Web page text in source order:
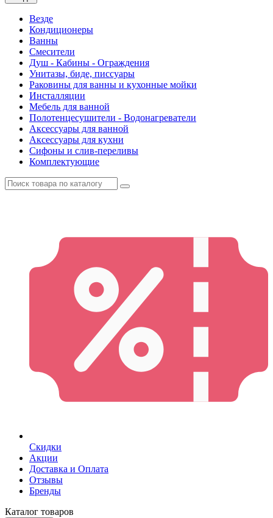
Везде
Кондиционеры
Ванны
Смесители
Душ - Кабины - Ограждения
Унитазы, биде, писсуары
Раковины для ванны и кухонные мойки
Инсталляции
Мебель для ванной
Полотенцесушители - Водонагреватели
Аксессуары для ванной
Аксессуары для кухни
Сифоны и слив-переливы
Комплектующие
Скидки
Акции
Доставка и Оплата
Отзывы
Бренды
Каталог товаров